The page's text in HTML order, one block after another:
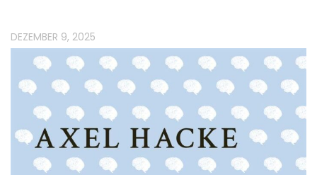
DEZEMBER 9, 2025